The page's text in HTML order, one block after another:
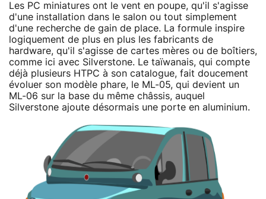
Les PC miniatures ont le vent en poupe, qu'il s'agisse
d'une installation dans le salon ou tout simplement
d'une recherche de gain de place. La formule inspire
logiquement de plus en plus les fabricants de
hardware, qu'il s'agisse de cartes mères ou de boîtiers,
comme ici avec Silverstone. Le taïwanais, qui compte
déjà plusieurs HTPC à son catalogue, fait doucement
évoluer son modèle phare, le ML-05, qui devient un
ML-06 sur la base du même châssis, auquel
Silverstone ajoute désormais une porte en aluminium.